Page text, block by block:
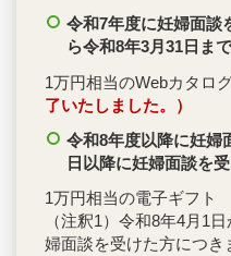
令和7年度に妊婦面談
ら令和8年3月31日ま
1万円相当のWebカタロ
了いたしました。）
令和8年度以降に妊婦
日以降に妊婦面談を受
1万円相当の電子ギフト
（注釈1）令和8年4月1
婦面談を受けた方につき